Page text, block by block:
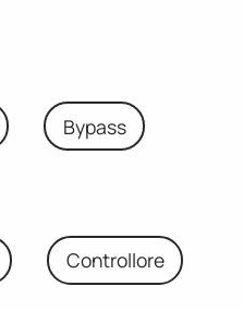
Bypass
Controllore